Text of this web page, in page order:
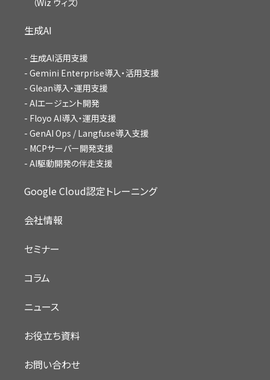
生成AI
生成AI活用支援
Gemini Enterprise導入・活用支援
Glean導入・運用支援
AIエージェント開発
Floyo AI導入・運用支援
GenAI Ops / Langfuse導入支援
MCPサーバー開発支援
AI駆動開発の伴走支援
Google Cloud認定トレーニング
会社情報
セミナー
コラム
ニュース
お役立ち資料
お問い合わせ